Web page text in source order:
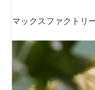
マックスファクトリ